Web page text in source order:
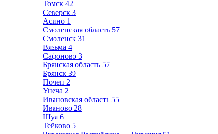
Томск 42
Северск 3
Асино 1
Смоленская область 57
Смоленск 31
Вязьма 4
Сафоново 3
Брянская область 57
Брянск 39
Почеп 2
Унеча 2
Ивановская область 55
Иваново 28
Шуя 6
Тейково 5